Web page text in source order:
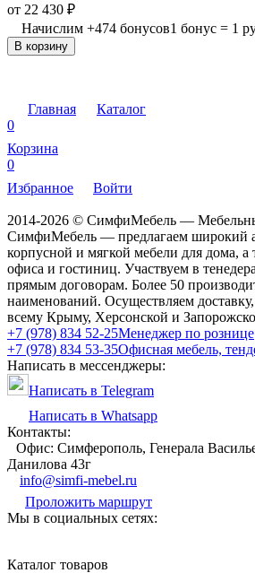
от 22 430 ₽
Начислим +474 бонусов1 бонус = 1
В корзину
Главная
Каталог
0
Корзина
0
Избранное
Войти
2014-2026 © СимфиМебель —
СимфиМебель — предлагаем широкий
корпусной и мягкой мебели для дома, а
офиса и гостиниц. Участвуем в
прямым договорам. Более 50
наименований. Осуществляем
всему Крыму, Херсонской и
+7 (978) 834 52-25Менеджер по рознице
+7 (978) 834 53-35Офисная мебель,
Написать в мессенджеры:
Написать в Telegram
Написать в Whatsapp
Контакты:
Офис: Симферополь, Генерала
Данилова 43г
info@simfi-mebel.ru
Проложить маршрут
Мы в социальных сетях:
Каталог товаров